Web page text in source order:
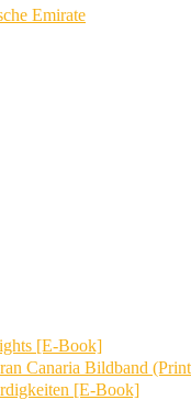
Emirate
[E-Book]
Canaria Bildband
[E-Book]